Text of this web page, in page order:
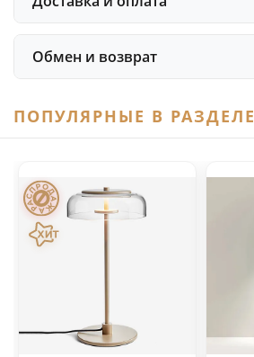
Обмен и возврат
ПОПУЛЯРНЫЕ В РАЗДЕЛЕ